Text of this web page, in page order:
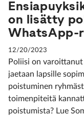
on lisätty
WhatsApp-
12/20/2023
Poliisi on
jaetaan lapsille
poistuminen
toimenpiteitä
poistumista? Lue